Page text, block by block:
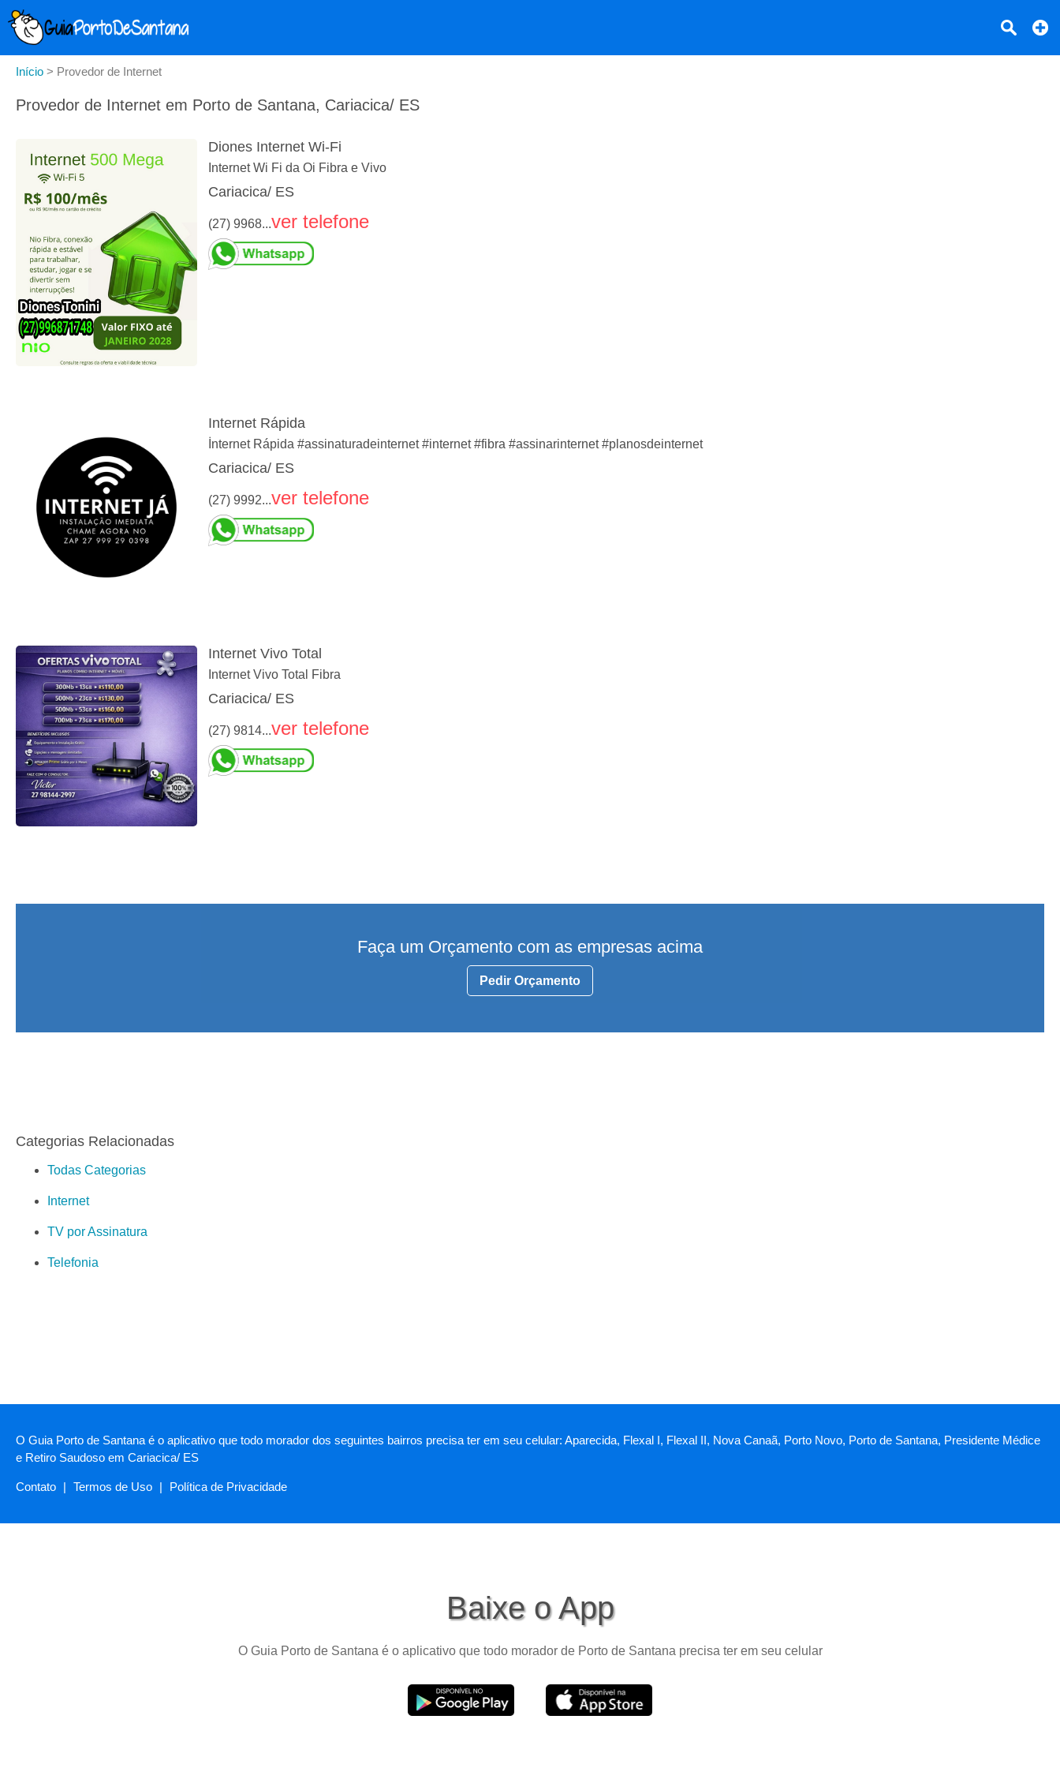
Início > Provedor de Internet
Provedor de Internet em Porto de Santana, Cariacica/ ES
Diones Internet Wi-Fi
Internet Wi Fi da Oi Fibra e Vivo
Cariacica/ ES
(27) 9968...ver telefone
Internet Rápida
İnternet Rápida #assinaturadeinternet #internet #fibra #assinarinternet #planosdeinternet
Cariacica/ ES
(27) 9992...ver telefone
Internet Vivo Total
Internet Vivo Total Fibra
Cariacica/ ES
(27) 9814...ver telefone
Faça um Orçamento com as empresas acima
Pedir Orçamento
Categorias Relacionadas
Todas Categorias
Internet
TV por Assinatura
Telefonia
O Guia Porto de Santana é o aplicativo que todo morador dos seguintes bairros precisa ter em seu celular: Aparecida, Flexal I, Flexal II, Nova Canaã, Porto Novo, Porto de Santana, Presidente Médice
e Retiro Saudoso em Cariacica/ ES
Contato | Termos de Uso | Política de Privacidade
Baixe o App
O Guia Porto de Santana é o aplicativo que todo morador de Porto de Santana precisa ter em seu celular